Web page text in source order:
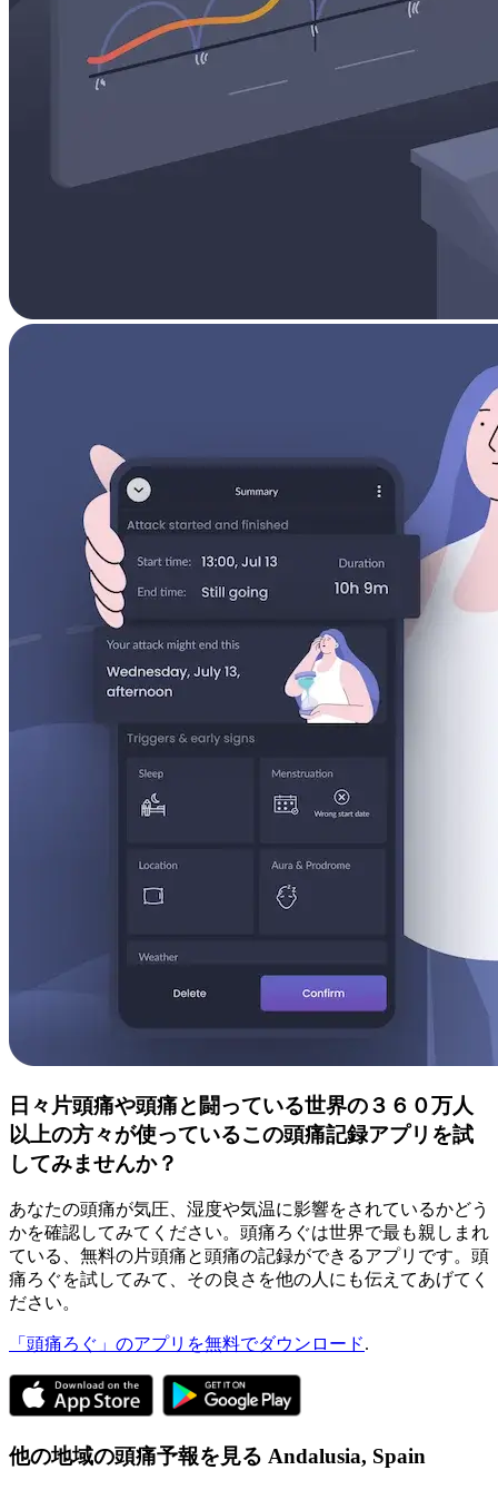
日々片頭痛や頭痛と闘っている世界の３６０万人
以上の方々が使っているこの頭痛記録アプリを試
してみませんか？
あなたの頭痛が気圧、湿度や気温に影響をされているかどう
かを確認してみてください。頭痛ろぐは世界で最も親しまれ
ている、無料の片頭痛と頭痛の記録ができるアプリです。頭
痛ろぐを試してみて、その良さを他の人にも伝えてあげてく
ださい。
「頭痛ろぐ」のアプリを無料でダウンロード.
他の地域の頭痛予報を見る Andalusia, Spain